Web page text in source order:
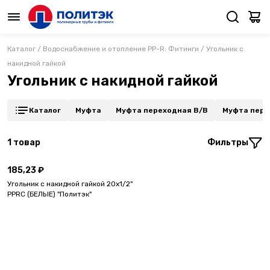
Каталог / Водоснабжение и отопление PP-R: Фитинги / Угольник с
накидной гайкой
Угольник с накидной гайкой
Каталог Муфта Муфта переходная В/В Муфта
1 товар Фильтры
185,23 ₽
Угольник с накидной гайкой 20x1/2"
PPRC (БЕЛЫЕ) "Политэк"